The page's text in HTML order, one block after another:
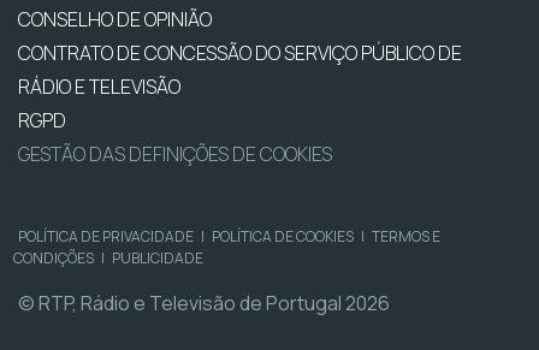
CONSELHO DE OPINIÃO
CONTRATO DE CONCESSÃO DO SERVIÇO PÚBLICO DE
RÁDIO E TELEVISÃO
RGPD
GESTÃO DAS DEFINIÇÕES DE COOKIES
POLÍTICA DE PRIVACIDADE | POLÍTICA DE COOKIES | TERMOS E
CONDIÇÕES | PUBLICIDADE
© RTP, Rádio e Televisão de Portugal 2026